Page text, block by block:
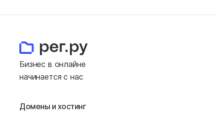
Бизнес в онлайне
начинается с нас
Домены и хостинг